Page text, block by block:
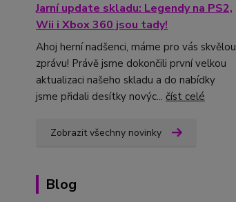
Jarní update skladu: Legendy na PS2,
Wii i Xbox 360 jsou tady!
Ahoj herní nadšenci, máme pro vás skvělou
zprávu! Právě jsme dokončili první velkou
aktualizaci našeho skladu a do nabídky
jsme přidali desítky novýc... číst celé
Zobrazit všechny novinky
Blog